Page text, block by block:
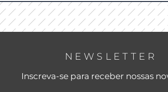
NEWSLETTER
Inscreva-se para receber nossas